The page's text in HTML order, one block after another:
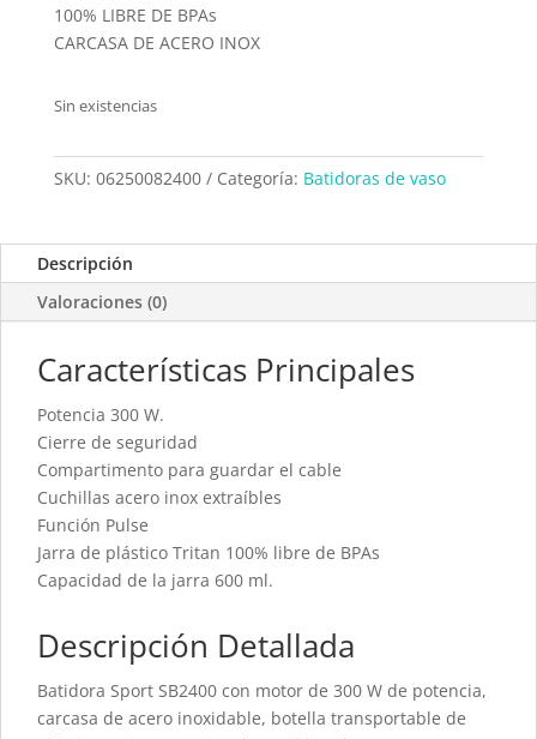
100% LIBRE DE BPAs
CARCASA DE ACERO INOX
Sin existencias
SKU: 06250082400 Categoría: Batidoras de vaso
Descripción
Valoraciones (0)
Características Principales
Potencia 300 W.
Cierre de seguridad
Compartimento para guardar el cable
Cuchillas acero inox extraíbles
Función Pulse
Jarra de plástico Tritan 100% libre de BPAs
Capacidad de la jarra 600 ml.
Descripción Detallada
Batidora Sport SB2400 con motor de 300 W de potencia,
carcasa de acero inoxidable, botella transportable de